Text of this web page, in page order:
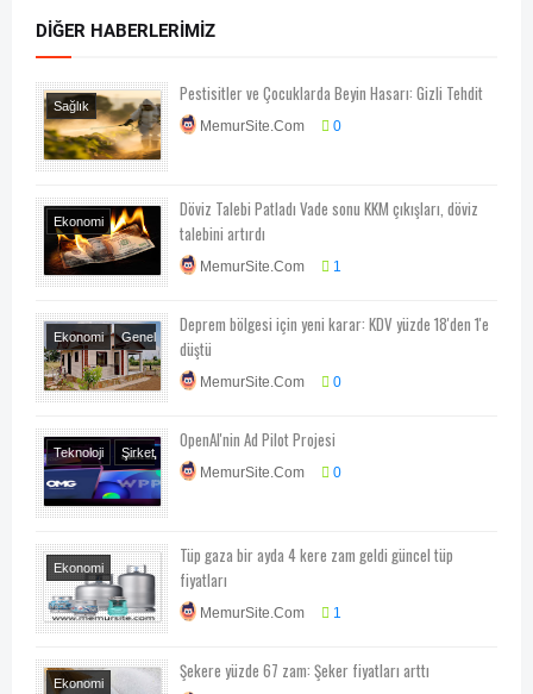
DIĞER HABERLERIMIZ
Sağlık
Pestisitler ve Çocuklarda Beyin Hasarı: Gizli Tehdit
MemurSite.Com 0
Ekonomi
Ekonomi-Piyasa-
Kampanya
Döviz Talebi Patladı Vade sonu KKM çıkışları, döviz
talebini artırdı
MemurSite.Com 1
Ekonomi
Genel
Haberler
Deprem bölgesi için yeni karar: KDV yüzde 18'den 1'e
düştü
MemurSite.Com 0
Teknoloji
Şirket
Haberleri
OpenAI'nin Ad Pilot Projesi
MemurSite.Com 0
Ekonomi
Ekonomi-Piyasa-
Kampanya
Fiyat
Haberler
Tüp gaza bir ayda 4 kere zam geldi güncel tüp
fiyatları
MemurSite.Com 1
Ekonomi
Şekere yüzde 67 zam: Şeker fiyatları arttı